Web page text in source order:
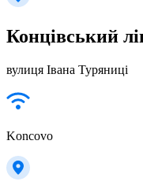
Концівський
вулиця Івана Туряниці
Koncovo